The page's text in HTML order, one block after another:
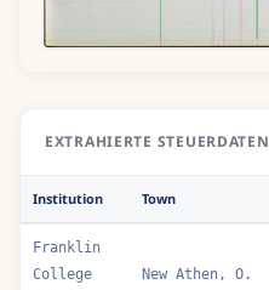
EXTRAHIERTE STEUERDATEN
Institution Town
Franklin
College
New Athen, O.